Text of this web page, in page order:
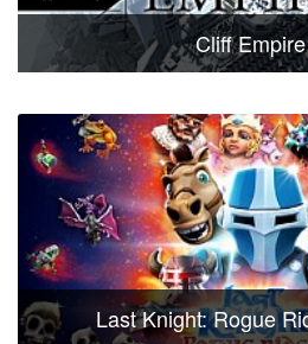
Cliff Empire
Last Knight: Rogue